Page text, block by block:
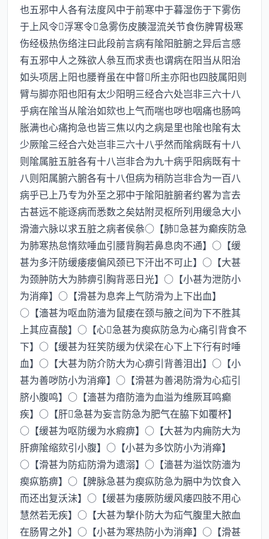
也五邪中人各有法度风中于前寒中于暮湿伤于下雾伤
于上风令浮寒令急雾伤皮腠湿流关节食伤脾胃极寒
伤经极热伤络注曰此段前言病有隂阳脏腑之异后言感
有五邪中人之殊欲人叅互而求责也谓病在阳当从阳治
如头项居上阳也腰脊虽在中督所主亦阳也四肢属阳则
臂与脚亦阳也阳有太少阳明三经合六处岂非三六十八
乎病在隂当从隂治如欬也上气而喘也哕也咽痛也肠鸣
胀满也心痛拘急也皆三焦以内之病是里也隂也隂有太
少厥隂三经合六处岂非三六十八乎然而隂病既有十八
则隂属脏五脏各有十八岂非合为九十病乎阳病既有十
八则阳属腑六腑各有十八但病为稍防岂非合为一百八
病乎已上乃专为外至之邪中于隂阳脏腑者约畧为言去
古甚远不能逐病而悉数之矣姑附灵枢所列用缓急大小
滑濇六脉以求五脏之病者侯叅○【肺急甚为癫疾防急
为肺寒热怠惰欬唾血引腰背胸若鼻息肉不通】○【缓
甚为多汗防缓痿瘘偏风颈已下汗出不可止】○【大甚
为颈肿防大为肺痹引胸背恶日光】○【小甚为泄防小
为消瘅】○【滑甚为息奔上气防滑为上下出血】
○【濇甚为呕血防濇为鼠瘘在颈与腋之间为下不胜其
上其应喜酸】○【心急甚为瘈疭防急为心痛引背食不
下】○【缓甚为狂笑防缓为伏梁在心下上下行有时唾
血】○【大甚为防介防大为心痹引背善泪出】○【小
甚为善哕防小为消瘅】○【滑甚为善渇防滑为心疝引
脐小腹鸣】○【濇甚为瘖防濇为血溢为维厥耳鸣癫
疾】○【肝急甚为妄言防急为肥气在脇下如覆杯】
○【缓甚为呕防缓为水瘕痹】○【大甚为内痈防大为
肝痹隂缩欬引小腹】○【小甚为多饮防小为消瘅】
○【滑甚为防疝防滑为遗溺】○【濇甚为溢饮防濇为
瘈疭筋痹】○【脾脉急甚为瘈疭防急为膈中为饮食入
而还出复沃沬】○【缓甚为痿厥防缓风痿四肢不用心
慧然若无疾】○【大甚为撃仆防大为疝气腹里大脓血
在肠胃之外】○【小甚为寒热防小为消瘅】○【滑甚